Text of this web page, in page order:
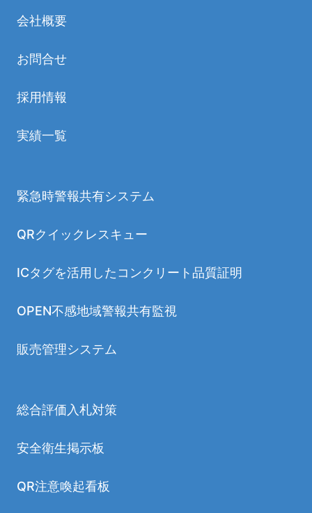
会社概要
お問合せ
採用情報
実績一覧
緊急時警報共有システム
QRクイックレスキュー
ICタグを活用したコンクリート品質証明
OPEN不感地域警報共有監視
販売管理システム
総合評価入札対策
安全衛生掲示板
QR注意喚起看板